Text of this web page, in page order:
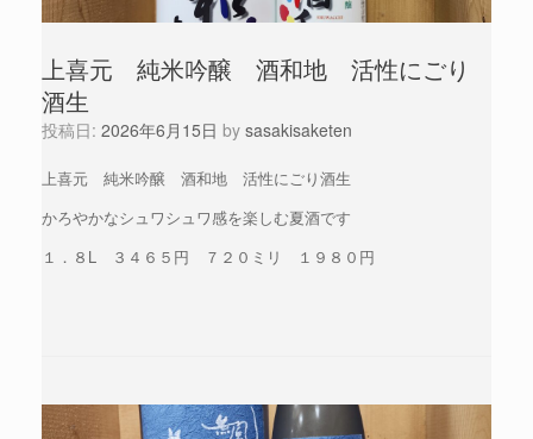
上喜元 純米吟醸 酒和地 活性にごり
酒生
投稿日: 2026年6月15日 by sasakisaketen
上喜元 純米吟醸 酒和地 活性にごり酒生
かろやかなシュワシュワ感を楽しむ夏酒です
１．８L ３４６５円 ７２０ミリ １９８０円